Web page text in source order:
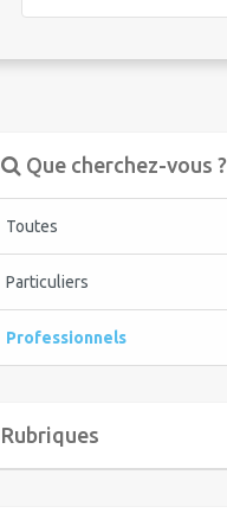
Que cherchez-vous ?
Toutes
Particuliers
Professionnels
Rubriques